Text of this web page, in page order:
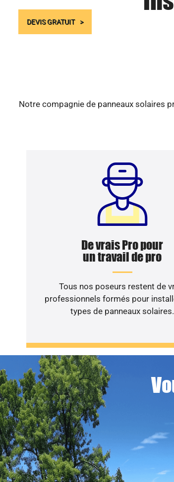
DEVIS GRATUIT
Notre compagnie de panneaux solaires
De vrais Pro pour
un travail de pro
Tous nos poseurs restent de
professionnels formés pour
types de panneaux solaires.